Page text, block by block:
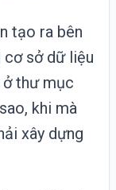
tạo ra bên
sở dữ liệu
ở thư mục
khi mà
xây dựng